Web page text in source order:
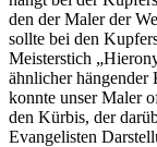
den der Maler der
sollte bei den
Meisterstich
ähnlicher
konnte unser Maler
den Kürbis, der
Evangelisten